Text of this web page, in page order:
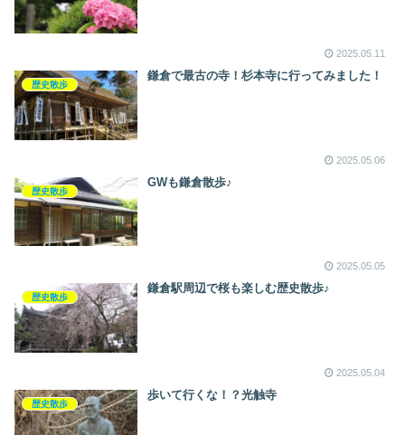
2025.05.11
歴史散歩
鎌倉で最古の寺！杉本寺に行ってみました！
2025.05.06
歴史散歩
GWも鎌倉散歩♪
2025.05.05
歴史散歩
鎌倉駅周辺で桜も楽しむ歴史散歩♪
2025.05.04
歴史散歩
歩いて行くな！？光触寺